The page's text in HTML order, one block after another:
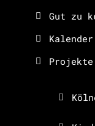
Gut zu
Kalender
Projekte